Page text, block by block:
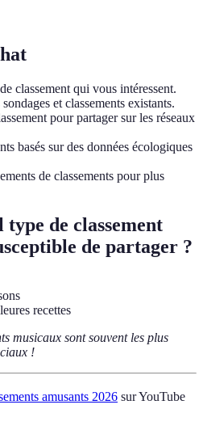
classement qui vous intéressent.
et classements existants.
pour partager sur les réseaux
basés sur des données écologiques
de classements pour plus
de classement
de partager ?
recettes
musicaux sont souvent les plus
!
amusants 2026 sur YouTube